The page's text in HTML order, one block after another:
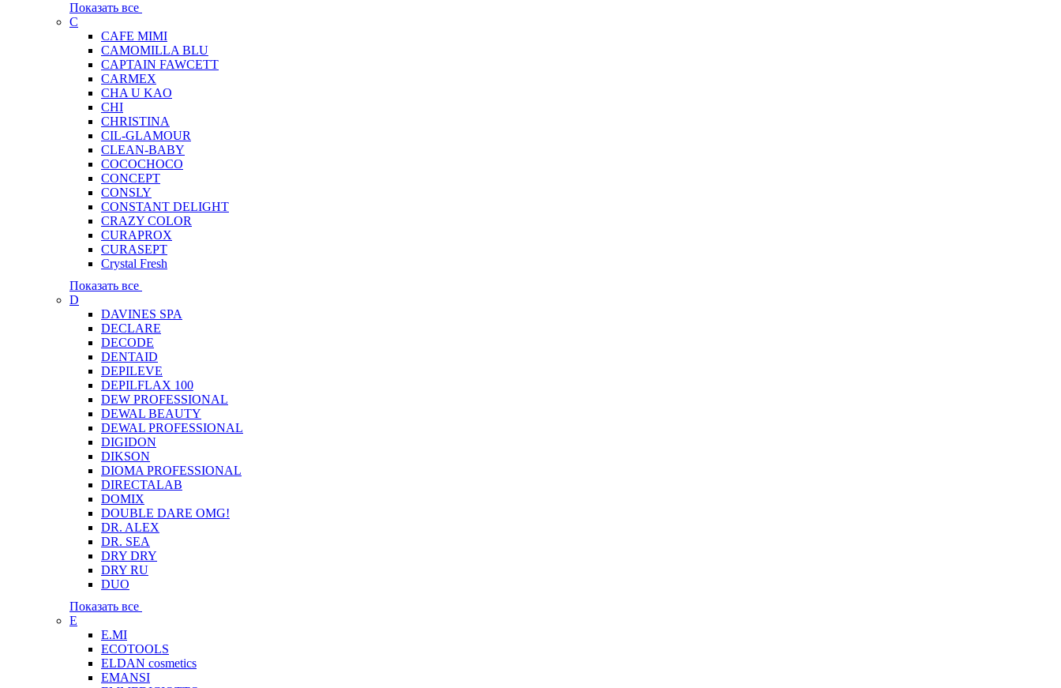
Показать все
C
CAFE MIMI
CAMOMILLA BLU
CAPTAIN FAWCETT
CARMEX
CHA U KAO
CHI
CHRISTINA
CIL-GLAMOUR
CLEAN-BABY
COCOCHOCO
CONCEPT
CONSLY
CONSTANT DELIGHT
CRAZY COLOR
CURAPROX
CURASEPT
Crystal Fresh
Показать все
D
DAVINES SPA
DECLARE
DECODE
DENTAID
DEPILEVE
DEPILFLAX 100
DEW PROFESSIONAL
DEWAL BEAUTY
DEWAL PROFESSIONAL
DIGIDON
DIKSON
DIOMA PROFESSIONAL
DIRECTALAB
DOMIX
DOUBLE DARE OMG!
DR. ALEX
DR. SEA
DRY DRY
DRY RU
DUO
Показать все
E
E.MI
ECOTOOLS
ELDAN cosmetics
EMANSI